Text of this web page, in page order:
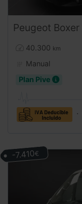
Peugeot Boxer
40.300 km
Manual
Plan Pive
-7.410€